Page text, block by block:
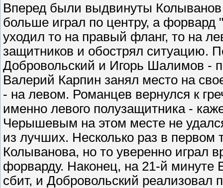
Вперед были выдвинуты
больше играл по центру, а форвард
уходил то на правый фланг, то на
защитников и обострял ситуацию.
Добровольский и Игорь Шалимов -
Валерий Карпин занял место на
- на левом. Романцев вернулся к
именно левого полузащитника -
Черышевым на этом месте не
из лучших. Несколько раз в
Колыванова, но то уверенно играл
форварду. Наконец, на 21-й
сбит, и Добровольский реализовал